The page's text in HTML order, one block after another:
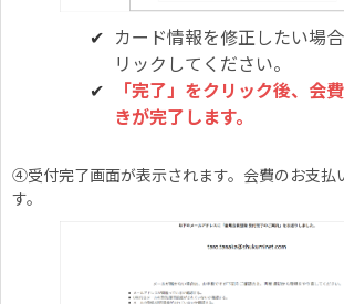
カード情報を修正したい場
リックしてください。
「完了」をクリック後、会
きが完了します。
④受付完了画面が表示されます。会費のお支払
す。